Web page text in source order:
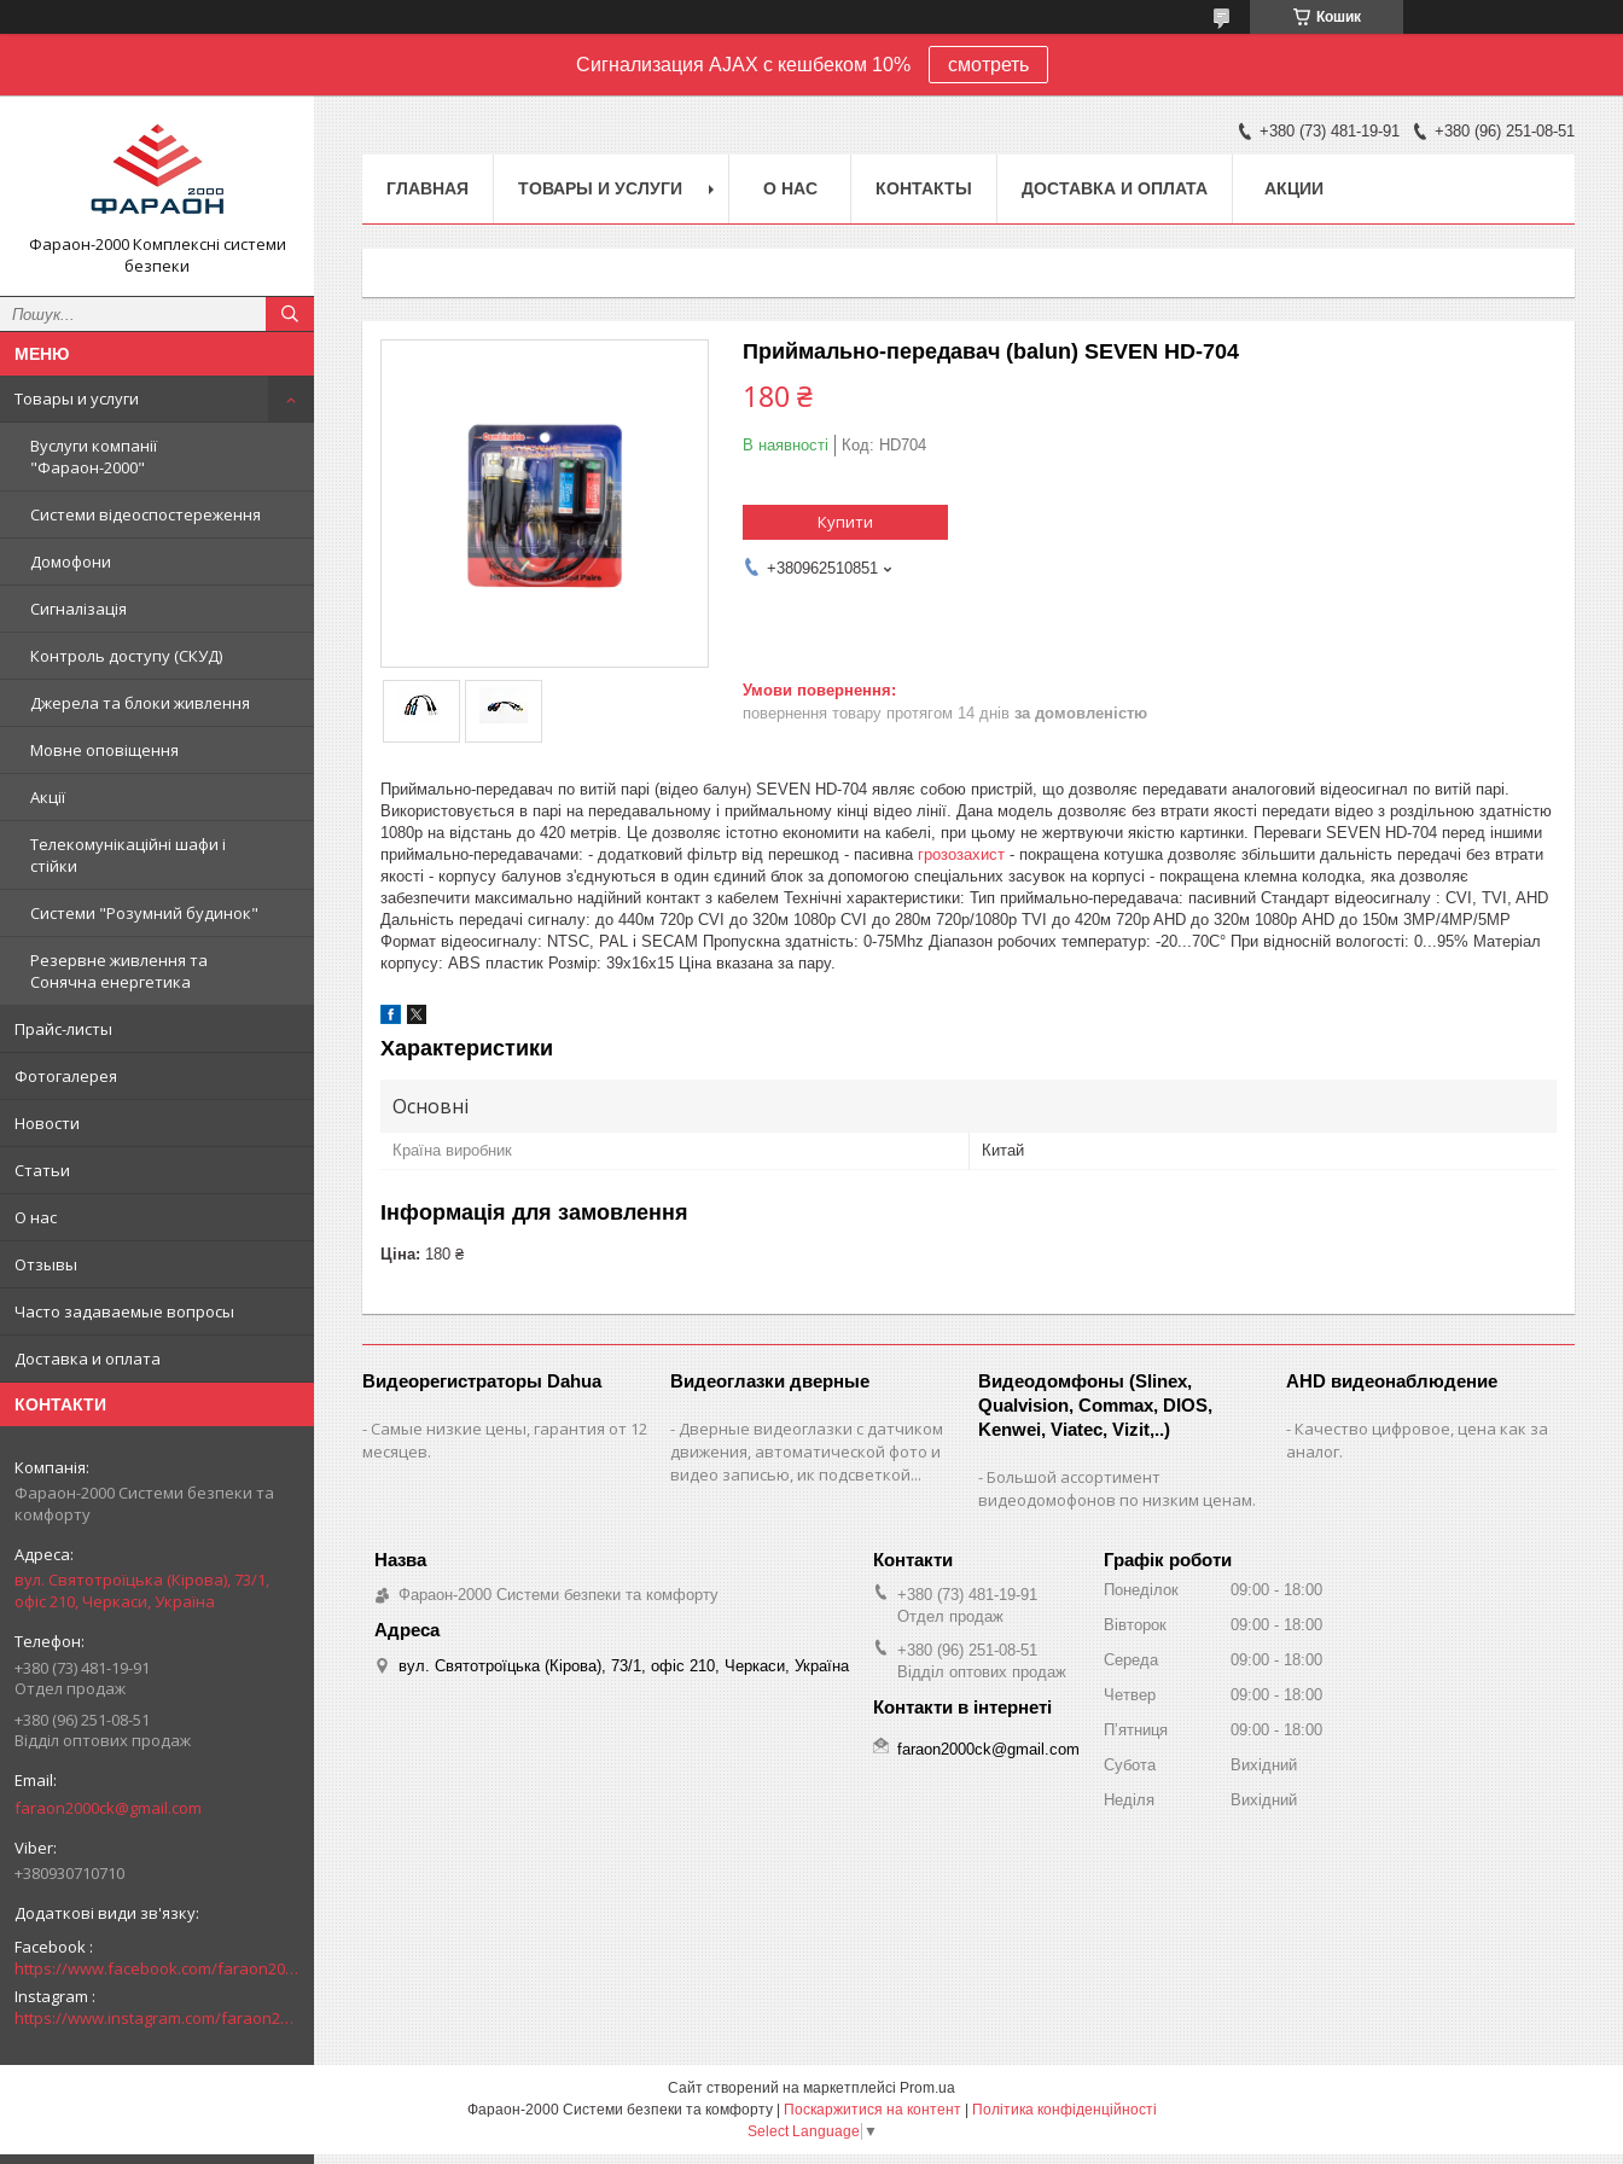
Кошик
Сигнализация AJAX с кешбеком 10% смотреть
Фараон-2000 Комплексні системи
безпеки
Товары и услуги
Вуслуги компанії
"Фараон-2000"
Системи відеоспостереження
Домофони
Сигналізація
Контроль доступу (СКУД)
Джерела та блоки живлення
Мовне оповіщення
Акції
Телекомунікаційні шафи і
стійки
Системи "Розумний будинок"
Резервне живлення та
Сонячна енергетика
Прайс-листы
Фотогалерея
Новости
Статьи
О нас
Отзывы
Часто задаваемые вопросы
Доставка и оплата
КОНТАКТИ
Фараон-2000 Системи безпеки та
комфорту
вул. Святотроїцька (Кірова), 73/1,
офіс 210, Черкаси, Україна
+380 (73) 481-19-91
Отдел продаж
+380 (96) 251-08-51
Відділ оптових продаж
faraon2000ck@gmail.com
+380930710710
Facebook
https://www.facebook.com/faraon2000ck/
Instagram
https://www.instagram.com/faraon2000com/
+380 (73) 481-19-91 +380 (96) 251-08-51
ГЛАВНАЯ ТОВАРЫ И УСЛУГИ О НАС КОНТАКТЫ ДОСТАВКА И ОПЛАТА АКЦИИ
Приймально-передавач (balun) SEVEN HD-704
180 ₴
В наявності Код: HD704
Купити
+380962510851
повернення товару протягом 14 днів за домовленістю
Приймально-передавач по витій парі (відео балун) SEVEN HD-704 являє собою пристрій, що дозволяє передавати аналоговий відеосигнал по витій парі.
Використовується в парі на передавальному і приймальному кінці відео лінії. Дана модель дозволяє без втрати якості передати відео з роздільною здатністю
1080р на відстань до 420 метрів. Це дозволяє істотно економити на кабелі, при цьому не жертвуючи якістю картинки. Переваги SEVEN HD-704 перед іншими
приймально-передавачами: - додатковий фільтр від перешкод - пасивна грозозахист - покращена котушка дозволяє збільшити дальність передачі без втрати
якості - корпусу балунов з'єднуються в один єдиний блок за допомогою спеціальних засувок на корпусі - покращена клемна колодка, яка дозволяє
забезпечити максимально надійний контакт з кабелем Технічні характеристики: Тип приймально-передавача: пасивний Стандарт відеосигналу : CVI, TVI, AHD
Дальність передачі сигналу: до 440м 720p CVI до 320м 1080р CVI до 280м 720р/1080р TVI до 420м 720p AHD до 320м 1080р AHD до 150м 3MP/4MP/5MP
Формат відеосигналу: NTSC, PAL і SECAM Пропускна здатність: 0-75Mhz Діапазон робочих температур: -20...70С° При відносній вологості: 0...95% Матеріал
корпусу: ABS пластик Розмір: 39х16х15 Ціна вказана за пару.
Характеристики
Основні
Країна виробник Китай
Інформація для замовлення
Ціна: 180 ₴
Видеорегистраторы Dahua
Самые низкие цены, гарантия от 12
месяцев.
Видеоглазки дверные
Дверные видеоглазки с датчиком
движения, автоматической фото и
видео записью, ик подсветкой...
Видеодомфоны (Slinex,
Qualvision, Commax, DIOS,
Kenwei, Viatec, Vizit,..)
Большой ассортимент
видеодомофонов по низким ценам.
AHD видеонаблюдение
Качество цифровое, цена как за
аналог.
Фараон-2000 Системи безпеки та комфорту
вул. Святотроїцька (Кірова), 73/1, офіс 210, Черкаси, Україна
+380 (73) 481-19-91
Отдел продаж
+380 (96) 251-08-51
Відділ оптових продаж
faraon2000ck@gmail.com
Графік роботи
Понеділок 09:00
18:00
Вівторок
09:00
18:00
Середа
09:00
18:00
Четвер
09:00
18:00
Пʼятниця
09:00
18:00
Субота
Вихідний
Неділя
Вихідний
Сайт створений на маркетплейсі Prom.ua
Фараон-2000 Системи безпеки та комфорту | Поскаржитися на контент | Політика конфіденційності
Select Language ▼